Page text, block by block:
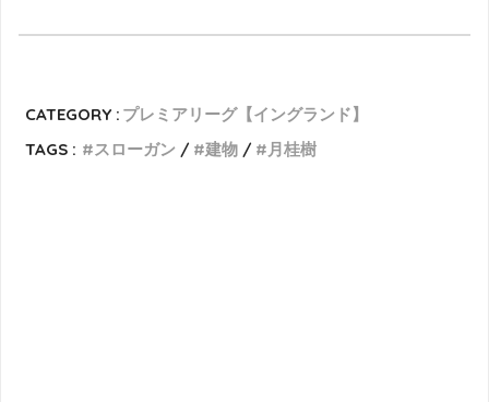
CATEGORY : プレミアリーグ【イングランド】
TAGS :
スローガン 建物 月桂樹